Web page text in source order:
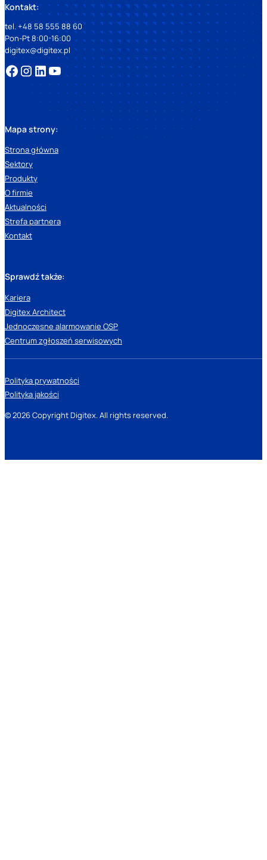
Kontakt:
tel. +48 58 555 88 60
Pon-Pt 8:00-16:00
digitex@digitex.pl
Mapa strony:
Strona główna
Sektory
Produkty
O firmie
Aktualności
Strefa partnera
Kontakt
Sprawdź także:
Kariera
Digitex Architect
Jednoczesne alarmowanie OSP
Centrum zgłoszeń serwisowych
© 2026 Copyright Digitex. All rights reserved.
Polityka prywatności
Polityka jakości